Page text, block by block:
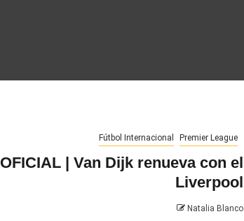
Fútbol Internacional Premier League
OFICIAL | Van Dijk renueva con el
Liverpool
Natalia Blanco